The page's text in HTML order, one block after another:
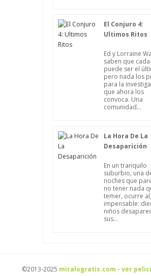
El Conjuro 4:
Ultimos Ritos
Ed y Lorraine
saben que
puede ser el
pero nada los
para la
que ahora los
convoca. Una
comunidad...
La Hora De La
Desaparición
En un tranquilo
suburbio, una
noches que
no tener nada
temer, ocurre
impensable:
niños
sus...
©2013-2025 miralogratis.com - ver